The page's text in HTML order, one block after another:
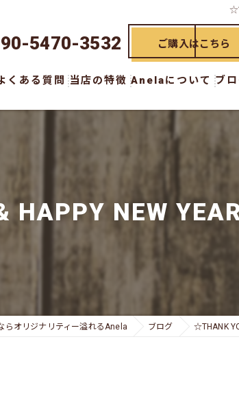
5470-3532 ご購入はこちら
くある質問 当店の特徴
オーダーメイド
ボトムス
Anelaについて ブ
HAPPY NEW
らオリジナリティー溢れるAnela ブログ ☆THANK